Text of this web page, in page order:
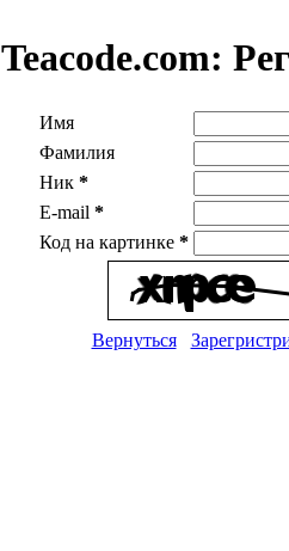
Teacode.com:
Имя
Фамилия
Ник *
E-mail *
Код на картинке *
Вернуться